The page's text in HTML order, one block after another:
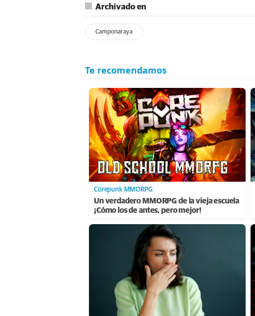
Archivado en
Camponaraya
Corepunk MMORPG
Un verdadero MMORPG de la vieja escuela
¡Cómo los de antes, pero mejor!